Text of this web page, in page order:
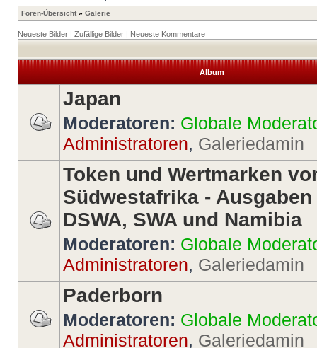
Foren-Übersicht » Galerie
Neueste Bilder | Zufällige Bilder | Neueste Kommentare
Album
Japan
Moderatoren: Globale
Administratoren, Galeriedamin
Token und Wertmarken
Südwestafrika -
DSWA, SWA und Namibia
Moderatoren: Globale
Administratoren, Galeriedamin
Paderborn
Moderatoren: Globale
Administratoren, Galeriedamin